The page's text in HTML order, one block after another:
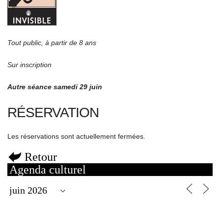
Tout public, à partir de 8 ans
Sur inscription
Autre séance samedi 29 juin
RÉSERVATION
Les réservations sont actuellement fermées.
Retour
Agenda culturel